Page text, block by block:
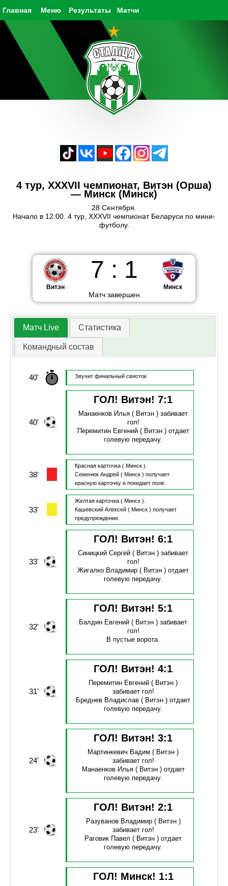
Главная Результаты Матчи
Меню
4 тур, XXXVII чемпионат, Витэн (Орша)
— Минск (Минск)
28 Сентября.
Начало в 12:00. 4 тур, XXXVII чемпионат Беларуси по мини-
футболу.
Витэн
7 : 1
Матч завершен
Минск
Матч Live Статистика
Командный состав
40' Звучит финальный свисток
40'
ГОЛ! Витэн!7:1
Манаенков Илья ( Витэн )забивает
гол!
Перемитин Евгений( Витэн ) отдает
голевую передачу.
38'
Красная карточка ( Минск ).
Семенюк Андрей( Минск ) получает
красную карточку и покидает поле.
33'
Желтая карточка ( Минск ).
Кашевский Алексей( Минск ) получает
предупреждение.
33'
ГОЛ! Витэн!6:1
Синицкий Сергей ( Витэн )забивает
гол!
Жигалко Владимир ( Витэн )отдает
голевую передачу.
32'
ГОЛ! Витэн!5:1
Балдин Евгений ( Витэн )забивает
гол!
В пустые ворота.
31'
ГОЛ! Витэн!4:1
Перемитин Евгений ( Витэн )
забивает гол!
Бреднев Владислав ( Витэн )отдает
голевую передачу.
24'
ГОЛ! Витэн!3:1
Мартинкевич Вадим ( Витэн )
забивает гол!
Манаенков Илья( Витэн ) отдает
голевую передачу.
23'
ГОЛ! Витэн!2:1
Разуванов Владимир( Витэн )
забивает гол!
Раговик Павел ( Витэн )отдает
голевую передачу.
ГОЛ! Минск! 1:1